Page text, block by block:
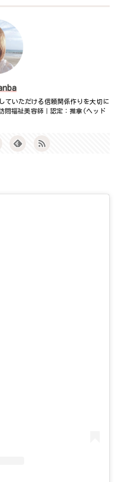
ていただける信頼関係作りを大切に
問福祉美容師｜認定：推拿(ヘッド